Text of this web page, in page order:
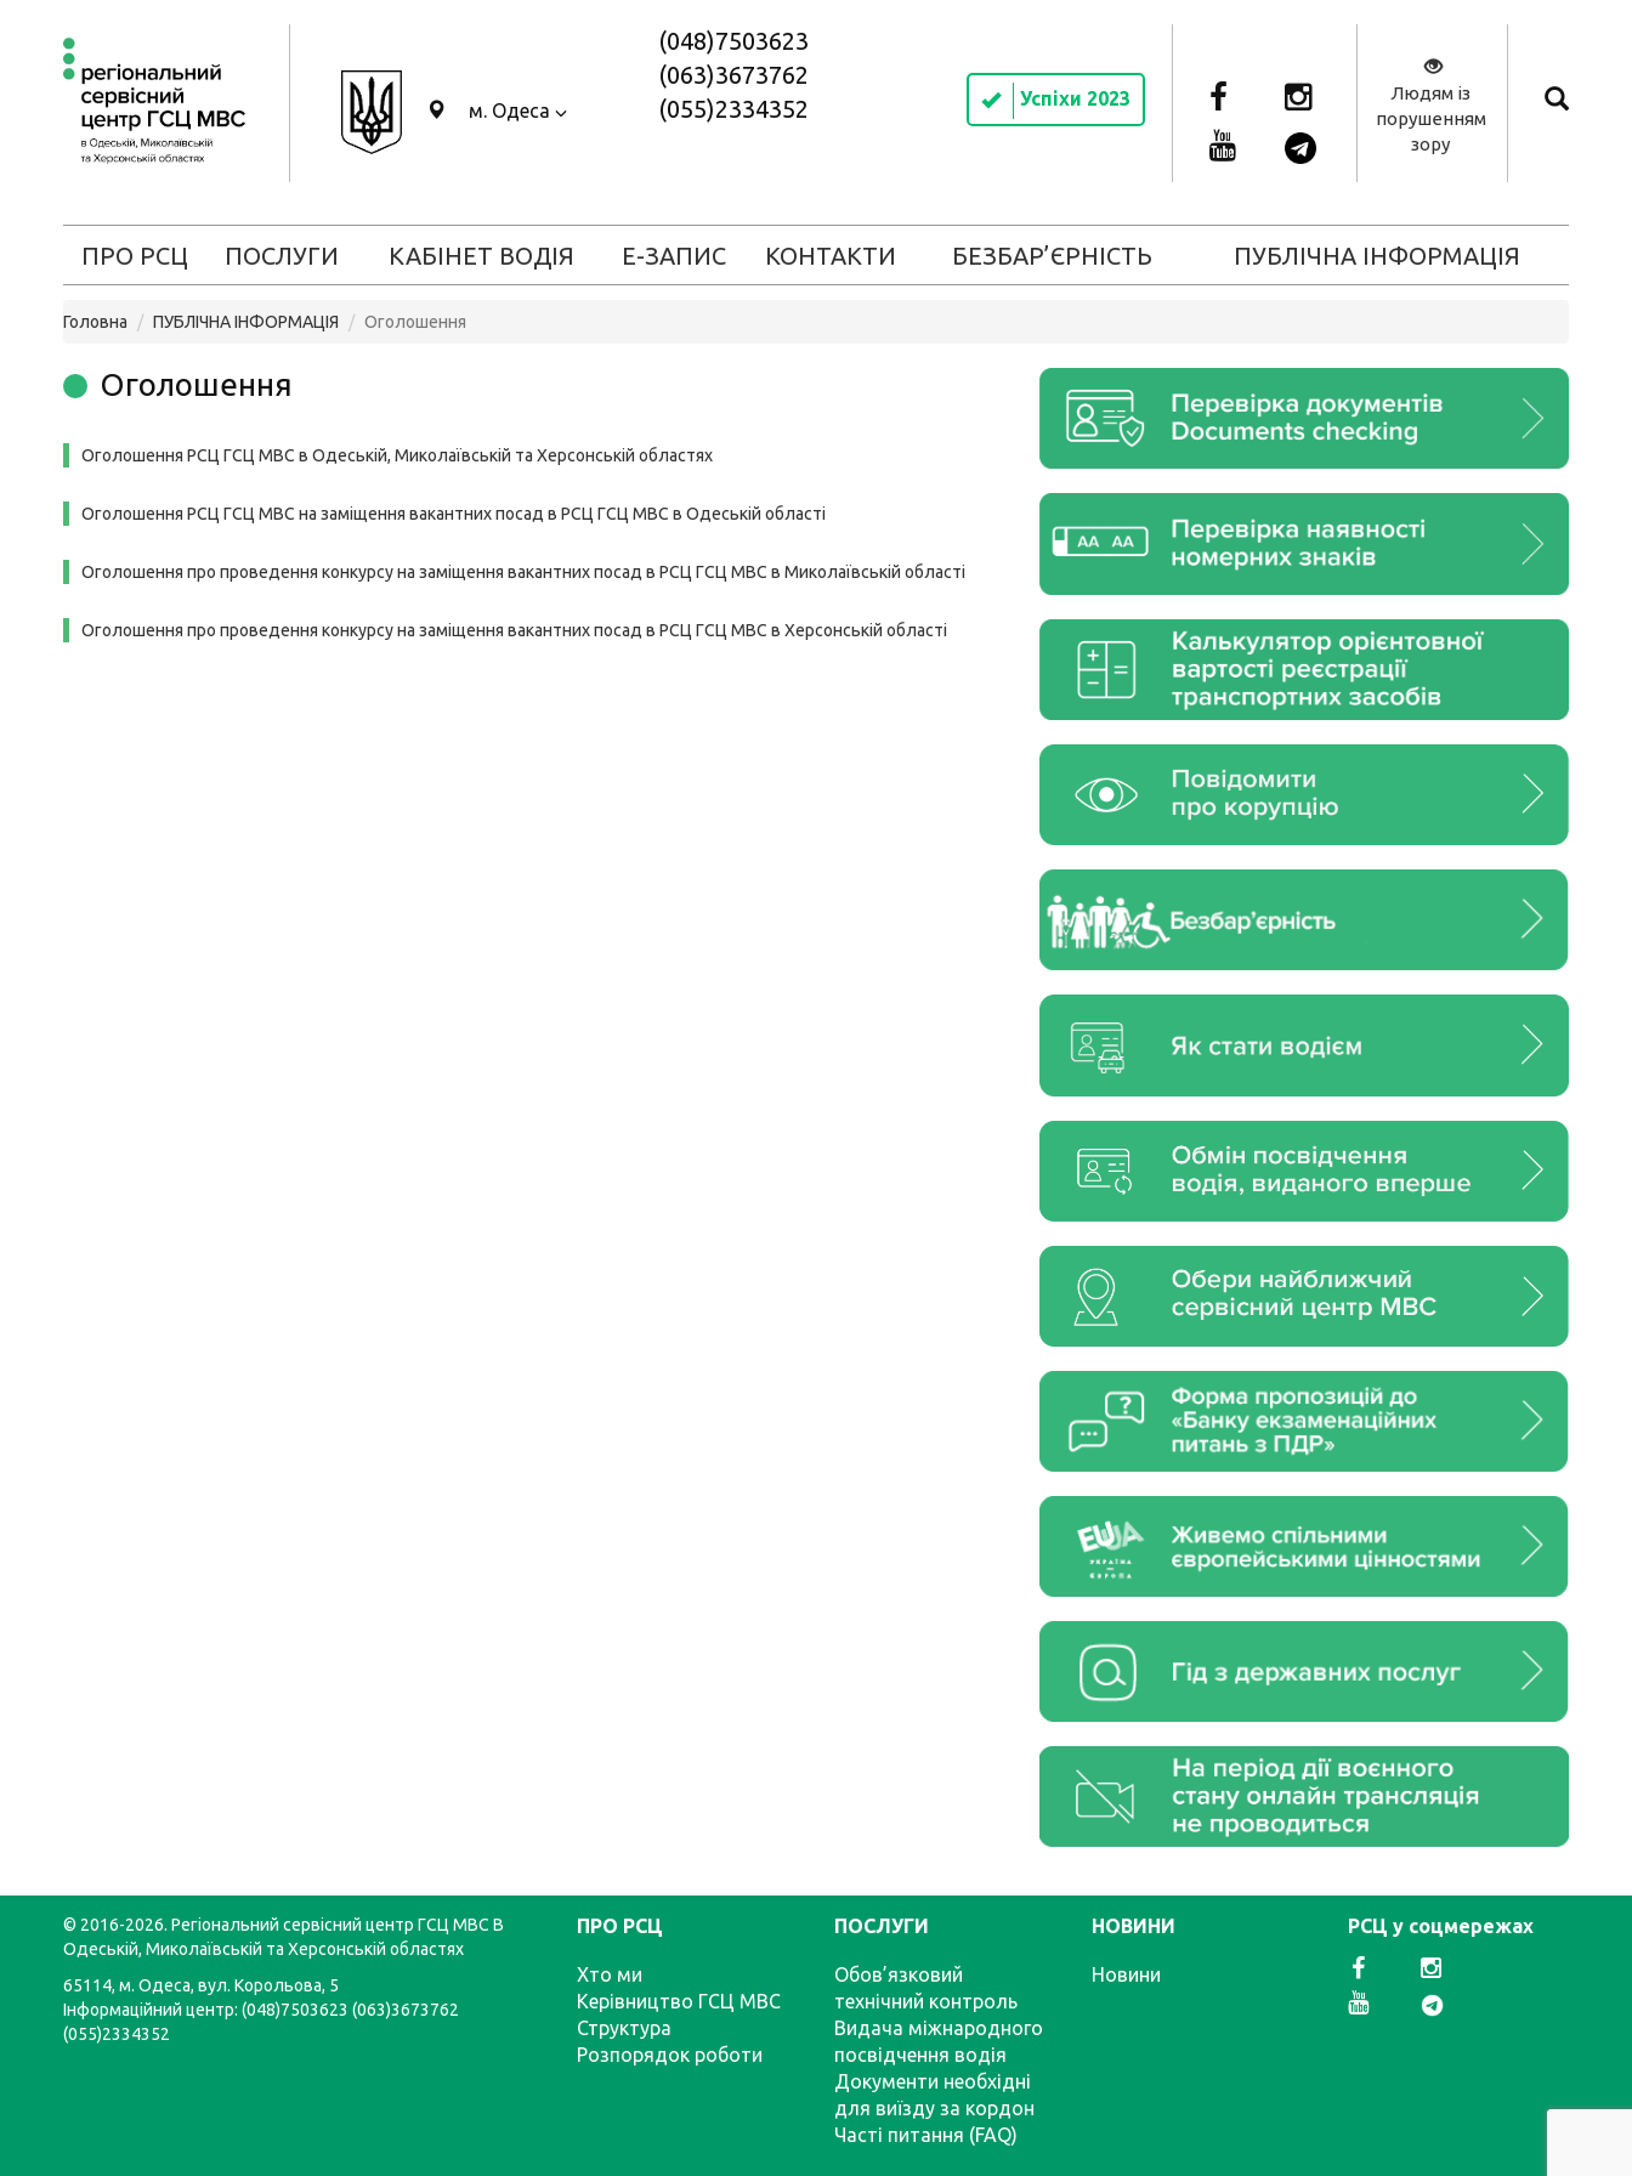
м. Одеса
(048)7503623
(063)3673762
(055)2334352
Успіхи 2023
Людям із
порушенням
зору
ПРО РСЦ ПОСЛУГИ КАБІНЕТ ВОДІЯ Е-ЗАПИС КОНТАКТИ БЕЗБАР’ЄРНІСТЬ ПУБЛІЧНА ІНФОРМАЦІЯ
Головна ПУБЛІЧНА ІНФОРМАЦІЯ Оголошення
Оголошення
Оголошення РСЦ ГСЦ МВС в Одеській, Миколаївській та Херсонській областях
Оголошення РСЦ ГСЦ МВС на заміщення вакантних посад в РСЦ ГСЦ МВС в Одеській області
Оголошення про проведення конкурсу на заміщення вакантних посад в РСЦ ГСЦ МВС в Миколаївській області
Оголошення про проведення конкурсу на заміщення вакантних посад в РСЦ ГСЦ МВС в Херсонській області
© 2016-2026. Регіональний сервісний центр ГСЦ МВС В
Одеській, Миколаївській та Херсонській областях
65114, м. Одеса, вул. Корольова, 5
Інформаційний центр: (048)7503623 (063)3673762
(055)2334352
ПРО РСЦ
Хто ми
Керівництво ГСЦ МВС
Структура
Розпорядок роботи
ПОСЛУГИ
Обов’язковий
технічний контроль
Видача міжнародного
посвідчення водія
Документи необхідні
для виїзду за кордон
Часті питання (FAQ)
НОВИНИ
Новини
РСЦ у соцмережах